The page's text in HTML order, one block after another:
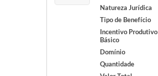
Natureza Jurídica
Tipo de Benefício
Incentivo Produtivo
Básico
Domínio
Quantidade